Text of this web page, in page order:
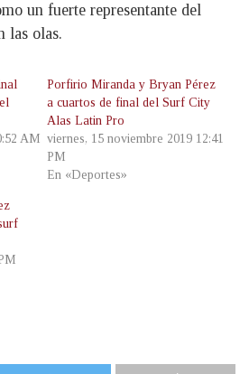
un fuerte representante del
las olas.
AM
Porfirio Miranda y Bryan Pérez
a cuartos de final del Surf City
Alas Latin Pro
viernes, 15 noviembre 2019 12:41
PM
En «Deportes»